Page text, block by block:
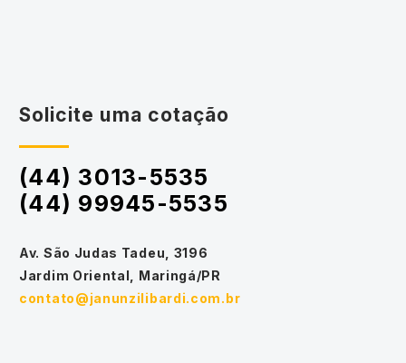
Solicite uma cotação
(44) 3013-5535
(44) 99945-5535
Av. São Judas Tadeu, 3196
Jardim Oriental, Maringá/PR
contato@janunzilibardi.com.br